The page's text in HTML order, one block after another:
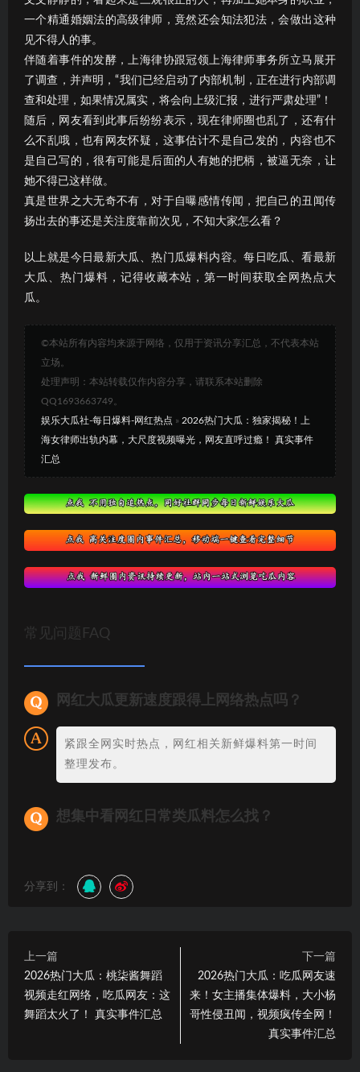
一个精通婚姻法的高级律师，竟然还会知法犯法，会做出这种
见不得人的事。
伴随着事件的发酵，上海律协跟冠领上海律师事务所立马展开
了调查，并声明，“我们已经启动了内部机制，正在进行内部调
查和处理，如果情况属实，将会向上级汇报，进行严肃处理”！
随后，网友看到此事后纷纷表示，现在律师圈也乱了，还有什
么不乱哦，也有网友怀疑，这事估计不是自己发的，内容也不
是自己写的，很有可能是后面的人有她的把柄，被逼无奈，让
她不得已这样做。
真是世界之大无奇不有，对于自曝感情传闻，把自己的丑闻传
扬出去的事还是关注度靠前次见，不知大家怎么看？
以上就是今日最新大瓜、热门瓜爆料内容。每日吃瓜、看最新
大瓜、热门爆料，记得收藏本站，第一时间获取全网热点大
瓜。
©本站所有内容均来源于网络，仅用于资讯分享汇总，不代表本站
立场。
处理声明：本站转载仅作内容分享，请联系本站删除
QQ1693663749。
娱乐大瓜社-每日爆料-网红热点 » 2026热门大瓜：独家揭秘！上
海女律师出轨内幕，大尺度视频曝光，网友直呼过瘾！ 真实事件
汇总
常见问题FAQ
网红大瓜更新速度跟得上网络热点吗？
紧跟全网实时热点，网红相关新鲜爆料第一时间
整理发布。
想集中看网红日常类瓜料怎么找？
分享到：
上一篇
2026热门大瓜：桃柒酱舞蹈
视频走红网络，吃瓜网友：这
舞蹈太火了！ 真实事件汇总
下一篇
2026热门大瓜：吃瓜网友速
来！女主播集体爆料，大小杨
哥性侵丑闻，视频疯传全网！
真实事件汇总